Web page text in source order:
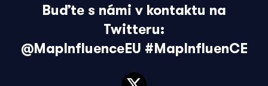
Buďte s námi v kontaktu na
Twitteru:
@MapInfluenceEU #MapInfluenCE